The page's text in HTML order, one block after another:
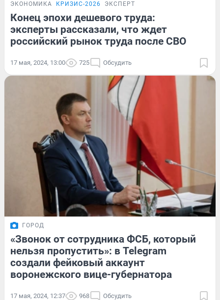
ЭКОНОМИКА КРИЗИС-2026 ЭКСПЕРТ
Конец эпохи дешевого труда:
эксперты рассказали, что ждет
российский рынок труда после СВО
17 мая, 2024, 13:00 725 Обсудить
ГОРОД
«Звонок от сотрудника ФСБ, который
нельзя пропустить»: в Telegram
создали фейковый аккаунт
воронежского вице-губернатора
17 мая, 2024, 12:37 968 Обсудить